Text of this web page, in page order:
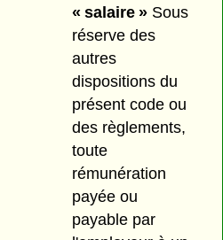
« salaire »Sous
réserve des
autres
dispositions du
présent code ou
des règlements,
toute
rémunération
payée ou
payable par